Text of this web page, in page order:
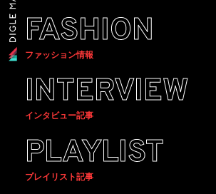
FASHION
ファッション情報
INTERVIEW
インタビュー記事
PLAYLIST
プレイリスト記事